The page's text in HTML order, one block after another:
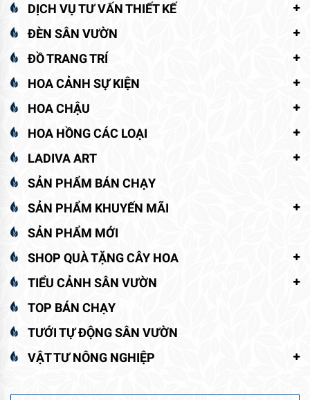
DỊCH VỤ TƯ VẤN THIẾT KẾ
ĐÈN SÂN VƯỜN
ĐỒ TRANG TRÍ
HOA CẢNH SỰ KIỆN
HOA CHẬU
HOA HỒNG CÁC LOẠI
LADIVA ART
SẢN PHẨM BÁN CHẠY
SẢN PHẨM KHUYẾN MÃI
SẢN PHẨM MỚI
SHOP QUÀ TẶNG CÂY HOA
TIỂU CẢNH SÂN VƯỜN
TOP BÁN CHẠY
TƯỚI TỰ ĐỘNG SÂN VƯỜN
VẬT TƯ NÔNG NGHIỆP